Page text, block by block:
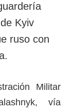
Kyiv
ruso con
Militar
vía